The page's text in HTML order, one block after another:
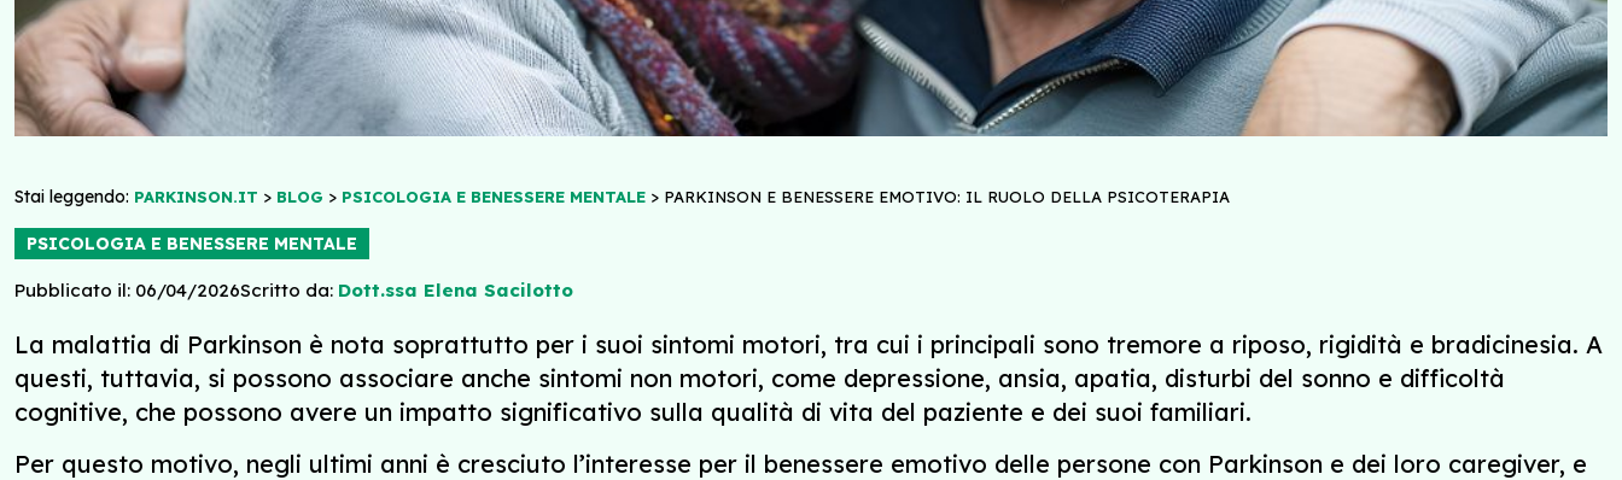
Stai leggendo: PARKINSON.IT > BLOG > PSICOLOGIA E BENESSERE MENTALE > PARKINSON E BENESSERE EMOTIVO: IL RUOLO DELLA PSICOTERAPIA
PSICOLOGIA E BENESSERE MENTALE
Pubblicato il: 06/04/2026Scritto da: Dott.ssa Elena Sacilotto
La malattia di Parkinson è nota soprattutto per i suoi sintomi motori, tra cui i principali sono tremore a riposo, rigidità e bradicinesia. A
questi, tuttavia, si possono associare anche sintomi non motori, come depressione, ansia, apatia, disturbi del sonno e difficoltà
cognitive, che possono avere un impatto significativo sulla qualità di vita del paziente e dei suoi familiari.
Per questo motivo, negli ultimi anni è cresciuto l’interesse per il benessere emotivo delle persone con Parkinson e dei loro caregiver, e